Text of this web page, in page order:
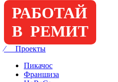
РАБОТАЙ
В РЕМИТ
⁄ Проекты
Пикачос
Франшиза